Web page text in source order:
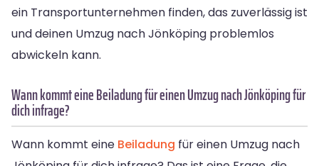
ein Transportunternehmen finden, das zuverlässig ist
und deinen Umzug nach Jönköping problemlos
abwickeln kann.
Wann kommt eine Beiladung für einen Umzug nach Jönköping für
dich infrage?
Wann kommt eine Beiladung für einen Umzug nach